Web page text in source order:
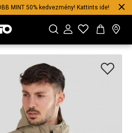
MINT 50% kedvezmény! Kattints ide!